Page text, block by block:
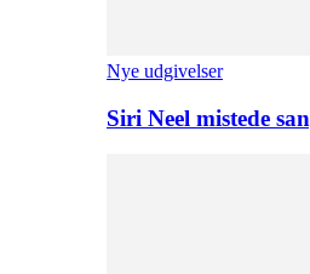
Nye udgivelser
Siri Neel mistede